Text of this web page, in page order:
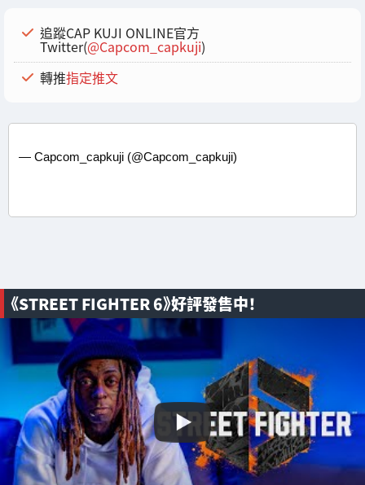
追蹤CAP KUJI ONLINE官方
Twitter(@Capcom_capkuji)
轉推指定推文
— Capcom_capkuji (@Capcom_capkuji)
《STREET FIGHTER 6》好評發售中！